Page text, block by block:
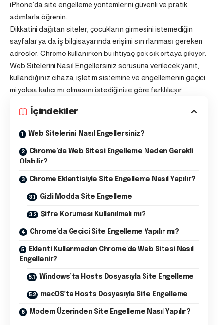
iPhone’da site engelleme yöntemlerini güvenli ve pratik
adımlarla öğrenin.
Dikkatini dağıtan siteler, çocukların girmesini istemediğin
sayfalar ya da iş bilgisayarında erişimi sınırlanması gereken
adresler. Chrome kullanırken bu ihtiyaç çok sık ortaya çıkıyor.
Web Sitelerini Nasıl Engellersiniz sorusuna verilecek yanıt,
kullandığınız cihaza, işletim sistemine ve engellemenin geçici
mi yoksa kalıcı mı olmasını istediğinize göre farklılaşır.
İçindekiler
Web Sitelerini Nasıl Engellersiniz?
Chrome’da Web Sitesi Engelleme Neden Gerekli
Olabilir?
Chrome Eklentisiyle Site Engelleme Nasıl Yapılır?
Gizli Modda Site Engelleme
Şifre Koruması Kullanılmalı mı?
Chrome’da Geçici Site Engelleme Yapılır mı?
Eklenti Kullanmadan Chrome’da Web Sitesi Nasıl
Engellenir?
Windows’ta Hosts Dosyasıyla Site Engelleme
macOS’ta Hosts Dosyasıyla Site Engelleme
Modem Üzerinden Site Engelleme Nasıl Yapılır?